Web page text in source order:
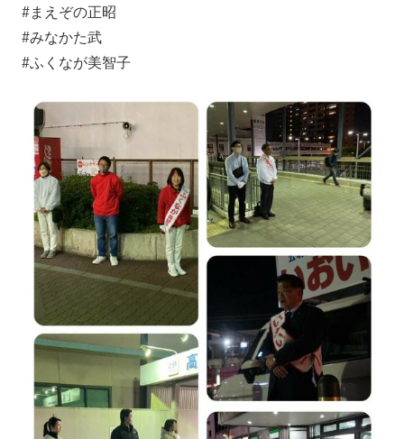
#まえぞの正昭
#みなかた武
#ふくなが美智子